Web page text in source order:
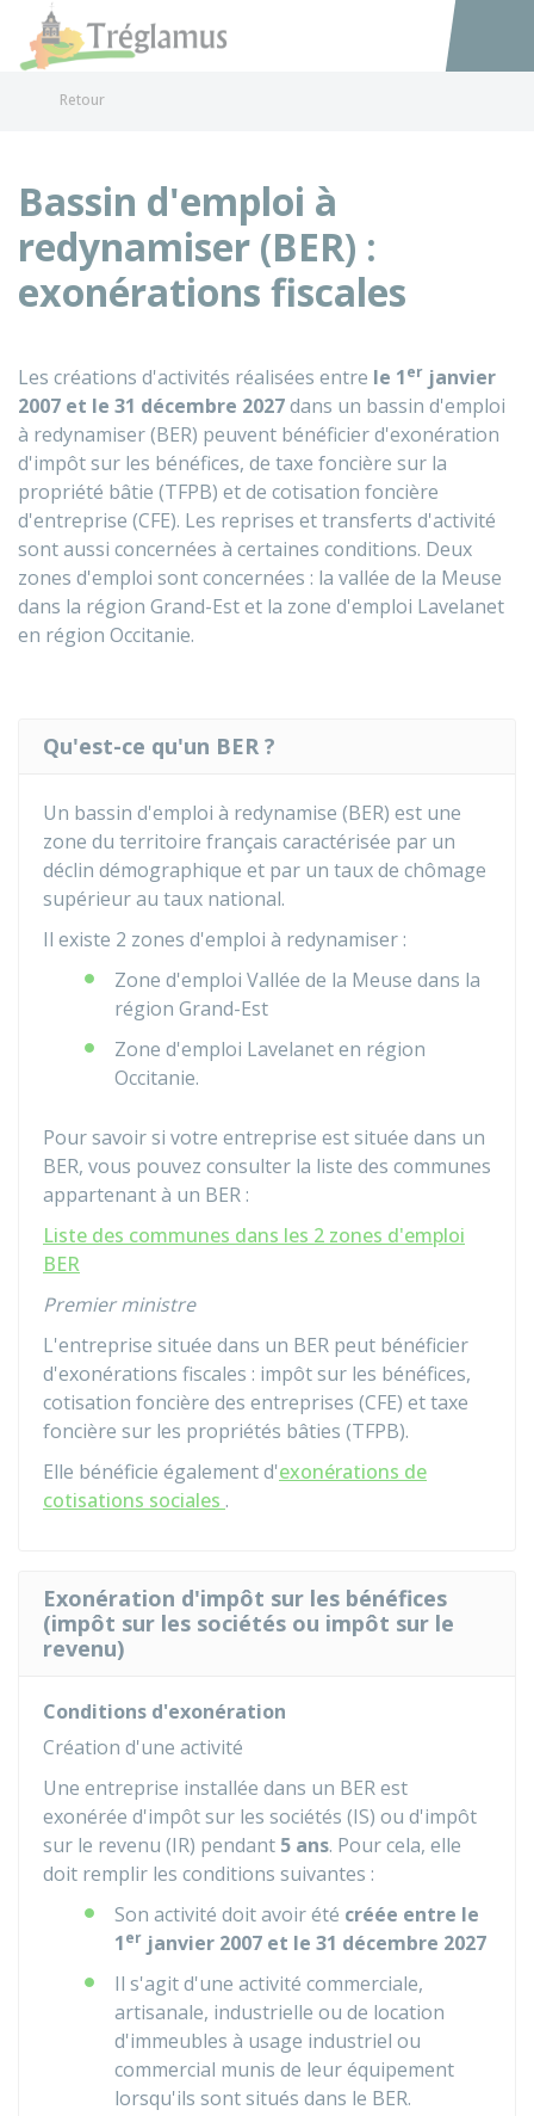
Accéder
Retour
Bassin d'emploi à
redynamiser (BER) :
exonérations fiscales
Les créations d'activités réalisées entre le 1er janvier
2007 et le 31 décembre 2027dans un bassin d'emploi
à redynamiser (BER) peuvent bénéficier d'exonération
d'impôt sur les bénéfices, de taxe foncière sur la
propriété bâtie (TFPB) et de cotisation foncière
d'entreprise (CFE). Les reprises et transferts d'activité
sont aussi concernées à certaines conditions. Deux
zones d'emploi sont concernées : la vallée de la Meuse
dans la région Grand-Est et la zone d'emploi Lavelanet
en région Occitanie.
Qu'est-ce qu'un BER ?
Un bassin d'emploi à redynamise (BER) est une
zone du territoire français caractérisée par un
déclin démographique et par un taux de chômage
supérieur au taux national.
Il existe 2 zones d'emploi à redynamiser :
Zone d'emploi Vallée de la Meuse dans la
région Grand-Est
Zone d'emploi Lavelanet en région
Occitanie.
Pour savoir si votre entreprise est située dans un
BER, vous pouvez consulter la liste des communes
appartenant à un BER :
Liste des communes dans les 2 zones d'emploi
BER
Premier ministre
L'entreprise située dans un BER peut bénéficier
d'exonérations fiscales : impôt sur les bénéfices,
cotisation foncière des entreprises (CFE) et taxe
foncière sur les propriétés bâties (TFPB).
Elle bénéficie également d'exonérations de
cotisations sociales .
Exonération d'impôt sur les bénéfices
(impôt sur les sociétés ou impôt sur le
revenu)
Conditions d'exonération
Création d'une activité
Une entreprise installée dans un BER est
exonérée d'impôt sur les sociétés (IS) ou d'impôt
sur le revenu (IR) pendant 5 ans. Pour cela, elle
doit remplir les conditions suivantes :
Son activité doit avoir été créée entre le
1er janvier 2007 et le 31 décembre 2027
Il s'agit d'une activité commerciale,
artisanale, industrielle ou de location
d'immeubles à usage industriel ou
commercial munis de leur équipement
lorsqu'ils sont situés dans le BER.